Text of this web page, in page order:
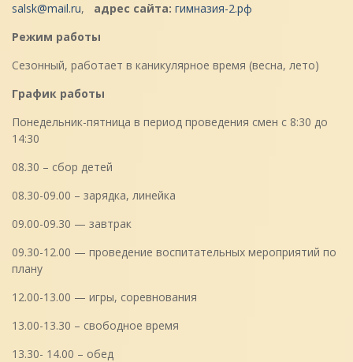
salsk@mail.ru, адрес сайта: гимназия-2.рф
Режим работы
Сезонный, работает в каникулярное время (весна, лето)
График работы
Понедельник-пятница в период проведения смен с 8:30 до
14:30
08.30 – сбор детей
08.30-09.00 – зарядка, линейка
09.00-09.30 — завтрак
09.30-12.00 — проведение воспитательных мероприятий по
плану
12.00-13.00 — игры, соревнования
13.00-13.30 – свободное время
13.30- 14.00 – обед